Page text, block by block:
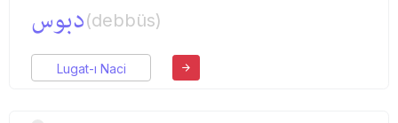
دبوس(debbüs)
Lugat-ı Naci